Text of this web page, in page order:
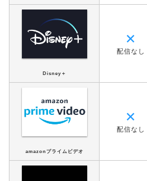
Disney＋
✕
配信なし
amazonプライムビデオ
✕
配信なし